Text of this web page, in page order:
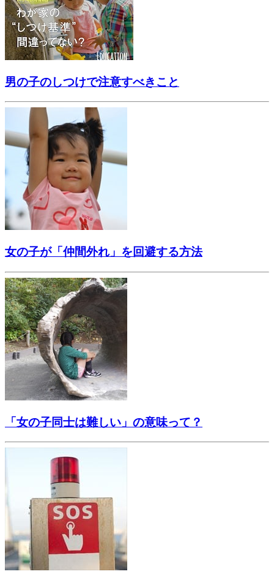
男の子のしつけで注意すべきこと
女の子が「仲間外れ」を回避する方法
「女の子同士は難しい」の意味って？